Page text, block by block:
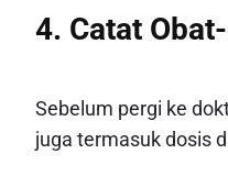
4. Catat
Sebelum pergi ke
juga termasuk dosis